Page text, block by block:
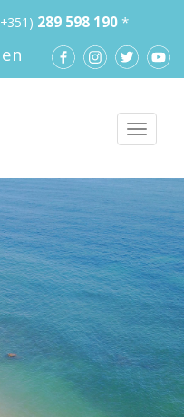
289 598 190 *
en